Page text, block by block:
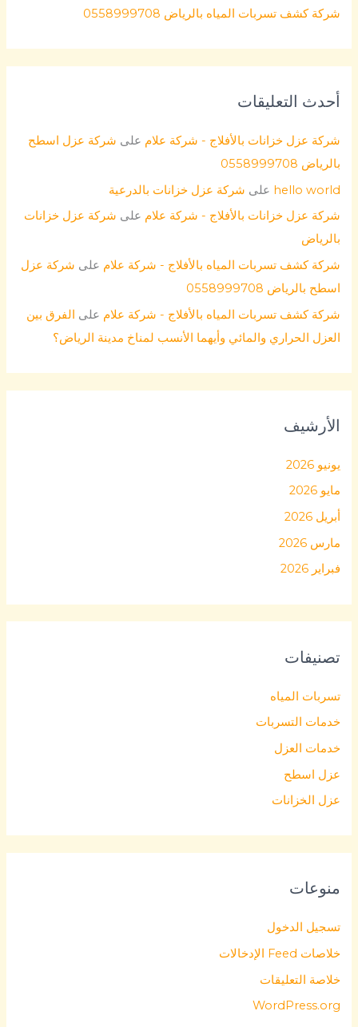
شركة كشف تسربات المياه بالرياض 0558999708
أحدث التعليقات
شركة عزل خزانات بالأفلاج - شركة علام على شركة عزل اسطح
بالرياض 0558999708
hello world على شركة عزل خزانات بالدرعية
شركة عزل خزانات بالأفلاج - شركة علام على شركة عزل خزانات
بالرياض
شركة كشف تسربات المياه بالأفلاج - شركة علام على شركة عزل
اسطح بالرياض 0558999708
شركة كشف تسربات المياه بالأفلاج - شركة علام على الفرق بين
العزل الحراري والمائي وأيهما الأنسب لمناخ مدينة الرياض؟
الأرشيف
يونيو 2026
مايو 2026
أبريل 2026
مارس 2026
فبراير 2026
تصنيفات
تسربات المياه
خدمات التسربات
خدمات العزل
عزل اسطح
عزل الخزانات
منوعات
تسجيل الدخول
خلاصات Feed الإدخالات
خلاصة التعليقات
WordPress.org